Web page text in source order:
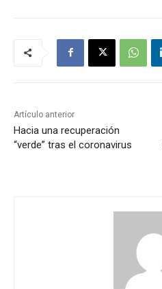
Artículo anterior
Hacia una recuperación
“verde” tras el coronavirus